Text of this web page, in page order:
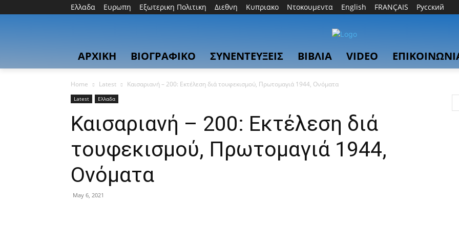
Ελλαδα Ευρωπη Εξωτερικη Πολιτικη Διεθνη Κυπριακο Ντοκουμεντα English FRANÇAIS Русский
ΑΡΧΙΚΗ ΒΙΟΓΡΑΦΙΚΟ ΣΥΝΕΝΤΕΥΞΕΙΣ ΒΙΒΛΙΑ VIDEO
Home Latest Καισαριανή – 200: Εκτέλεση διά τουφεκισμού, Πρωτομαγιά 1944, Oνόματα
Latest Ελλαδα
Καισαριανή – 200: Εκτέλεση διά
τουφεκισμού, Πρωτομαγιά 1944,
Oνόματα
May 6, 2021